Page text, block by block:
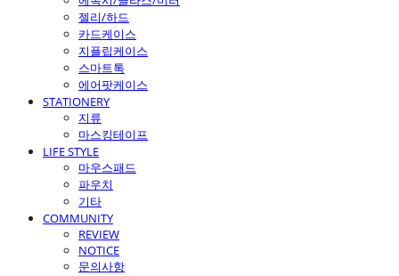
젤리/하드
카드케이스
지플립케이스
스마트톡
에어팟케이스
STATIONERY
지류
마스킹테이프
LIFE STYLE
마우스패드
파우치
기타
COMMUNITY
REVIEW
NOTICE
문의사항